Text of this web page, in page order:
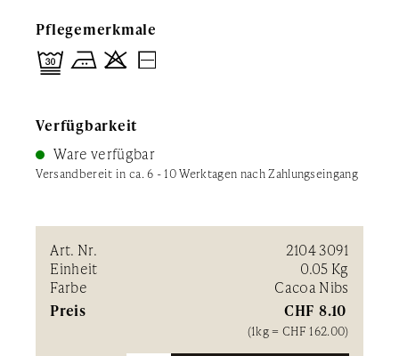
Pflegemerkmale
Verfügbarkeit
Ware verfügbar
Versandbereit in ca. 6 - 10 Werktagen nach Zahlungseingang
Art. Nr.
2104 3091
Einheit
0.05 Kg
Farbe
Cacoa Nibs
Preis CHF 8.10
(1kg = CHF 162.00)